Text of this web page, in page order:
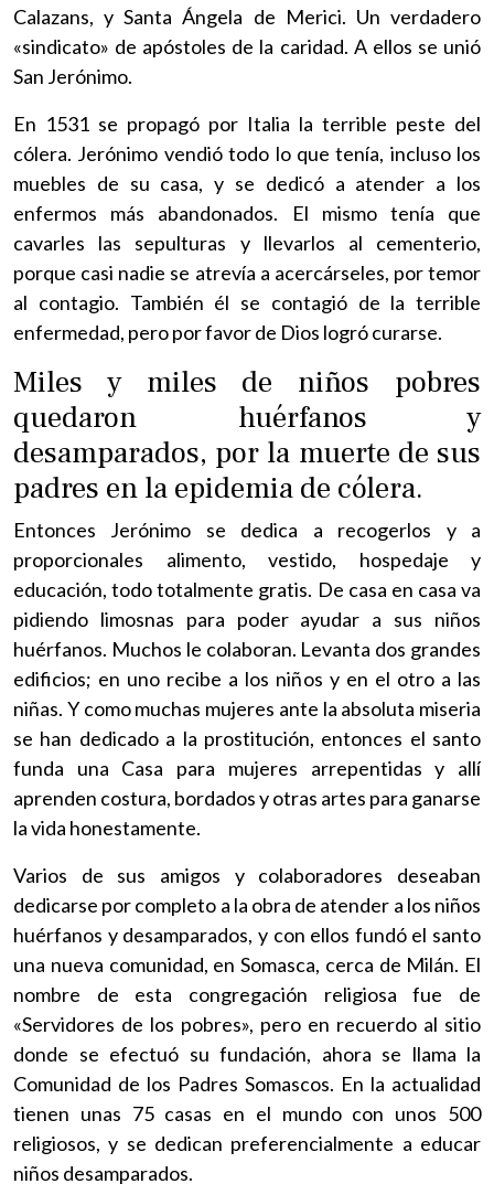
Calazans, y Santa Ángela de Merici. Un verdadero
«sindicato» de apóstoles de la caridad. A ellos se unió
San Jerónimo.
En 1531 se propagó por Italia la terrible peste del
cólera. Jerónimo vendió todo lo que tenía, incluso los
muebles de su casa, y se dedicó a atender a los
enfermos más abandonados. El mismo tenía que
cavarles las sepulturas y llevarlos al cementerio,
porque casi nadie se atrevía a acercárseles, por temor
al contagio. También él se contagió de la terrible
enfermedad, pero por favor de Dios logró curarse.
Miles y miles de niños pobres
quedaron huérfanos y
desamparados, por la muerte de sus
padres en la epidemia de cólera.
Entonces Jerónimo se dedica a recogerlos y a
proporcionales alimento, vestido, hospedaje y
educación, todo totalmente gratis. De casa en casa va
pidiendo limosnas para poder ayudar a sus niños
huérfanos. Muchos le colaboran. Levanta dos grandes
edificios; en uno recibe a los niños y en el otro a las
niñas. Y como muchas mujeres ante la absoluta miseria
se han dedicado a la prostitución, entonces el santo
funda una Casa para mujeres arrepentidas y allí
aprenden costura, bordados y otras artes para ganarse
la vida honestamente.
Varios de sus amigos y colaboradores deseaban
dedicarse por completo a la obra de atender a los niños
huérfanos y desamparados, y con ellos fundó el santo
una nueva comunidad, en Somasca, cerca de Milán. El
nombre de esta congregación religiosa fue de
«Servidores de los pobres», pero en recuerdo al sitio
donde se efectuó su fundación, ahora se llama la
Comunidad de los Padres Somascos. En la actualidad
tienen unas 75 casas en el mundo con unos 500
religiosos, y se dedican preferencialmente a educar
niños desamparados.